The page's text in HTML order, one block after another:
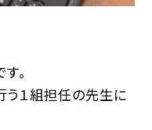
。
１組担任の先生に